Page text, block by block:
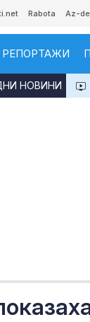
Rabota Az-
РЕПОРТАЖИ
НОВИНИ